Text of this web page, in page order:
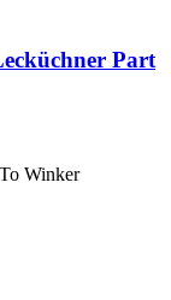
Part
Winker